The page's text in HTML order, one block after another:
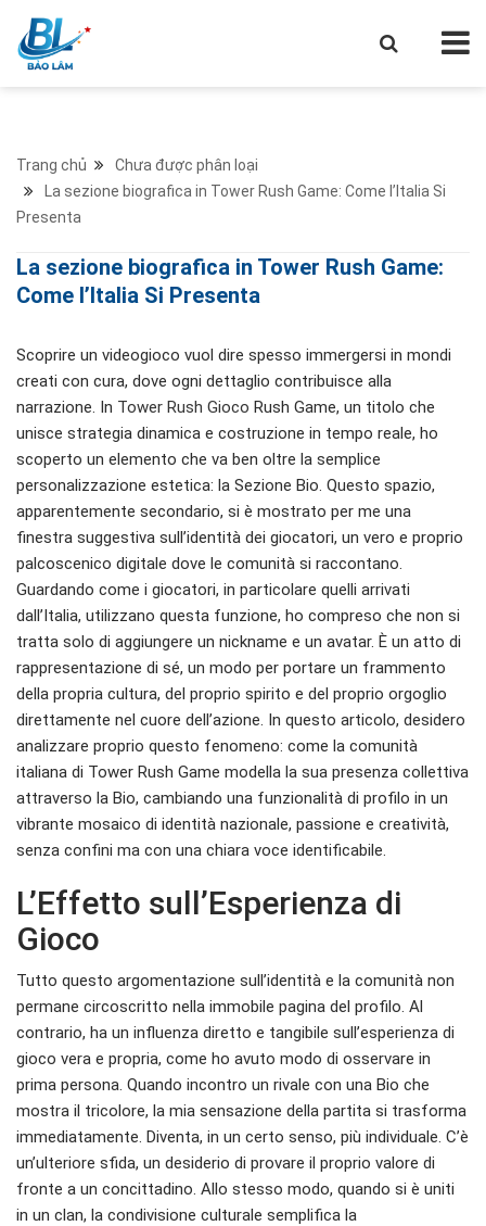
Trang chủ
Chưa được phân loại
La sezione biografica in Tower Rush Game: Come l’Italia Si
Presenta
La sezione biografica in Tower Rush Game:
Come l’Italia Si Presenta
Scoprire un videogioco vuol dire spesso immergersi in mondi
creati con cura, dove ogni dettaglio contribuisce alla
narrazione. In Tower Rush Gioco Rush Game, un titolo che
unisce strategia dinamica e costruzione in tempo reale, ho
scoperto un elemento che va ben oltre la semplice
personalizzazione estetica: la Sezione Bio. Questo spazio,
apparentemente secondario, si è mostrato per me una
finestra suggestiva sull’identità dei giocatori, un vero e proprio
palcoscenico digitale dove le comunità si raccontano.
Guardando come i giocatori, in particolare quelli arrivati
dall’Italia, utilizzano questa funzione, ho compreso che non si
tratta solo di aggiungere un nickname e un avatar. È un atto di
rappresentazione di sé, un modo per portare un frammento
della propria cultura, del proprio spirito e del proprio orgoglio
direttamente nel cuore dell’azione. In questo articolo, desidero
analizzare proprio questo fenomeno: come la comunità
italiana di Tower Rush Game modella la sua presenza collettiva
attraverso la Bio, cambiando una funzionalità di profilo in un
vibrante mosaico di identità nazionale, passione e creatività,
senza confini ma con una chiara voce identificabile.
L’Effetto sull’Esperienza di
Gioco
Tutto questo argomentazione sull’identità e la comunità non
permane circoscritto nella immobile pagina del profilo. Al
contrario, ha un influenza diretto e tangibile sull’esperienza di
gioco vera e propria, come ho avuto modo di osservare in
prima persona. Quando incontro un rivale con una Bio che
mostra il tricolore, la mia sensazione della partita si trasforma
immediatamente. Diventa, in un certo senso, più individuale. C’è
un’ulteriore sfida, un desiderio di provare il proprio valore di
fronte a un concittadino. Allo stesso modo, quando si è uniti
in un clan, la condivisione culturale semplifica la